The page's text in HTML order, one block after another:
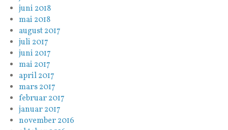
juni 2018
mai 2018
august 2017
juli 2017
juni 2017
mai 2017
april 2017
mars 2017
februar 2017
januar 2017
november 2016